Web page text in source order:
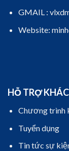
GMAIL :
Website:
HỖ TRỢ
Chương trình
Tuyển dụng
Tin tức sự